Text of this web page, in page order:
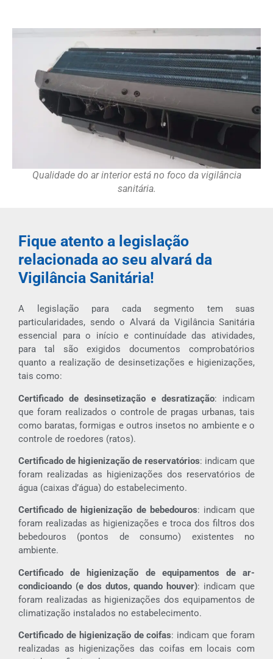
Qualidade do ar interior está no foco da vigilância
sanitária.
Fique atento a legislação
relacionada ao seu alvará da
Vigilância Sanitária!
A legislação para cada segmento tem suas
particularidades, sendo o Alvará da Vigilância Sanitária
essencial para o início e continuídade das atividades,
para tal são exigidos documentos comprobatórios
quanto a realização de desinsetizações e higienizações,
tais como:
Certificado de desinsetização e desratização: indicam
que foram realizados o controle de pragas urbanas, tais
como baratas, formigas e outros insetos no ambiente e o
controle de roedores (ratos).
Certificado de higienização de reservatórios: indicam que
foram realizadas as higienizações dos reservatórios de
água (caixas d’água) do estabelecimento.
Certificado de higienização de bebedouros: indicam que
foram realizadas as higienizações e troca dos filtros dos
bebedouros (pontos de consumo) existentes no
ambiente.
Certificado de higienização de equipamentos de ar-
condicioando (e dos dutos, quando houver): indicam que
foram realizadas as higienizações dos equipamentos de
climatização instalados no estabelecimento.
Certificado de higienização de coifas: indicam que foram
realizadas as higienizações das coifas em locais com